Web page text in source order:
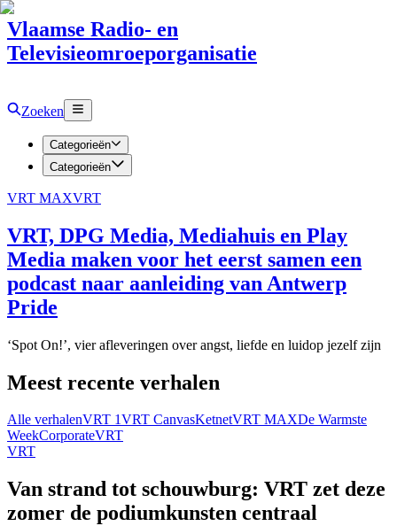
Vlaamse Radio- en
Televisieomroeporganisatie
Zoeken
Categorieën
Categorieën
VRT MAXVRT
VRT, DPG Media, Mediahuis en Play
Media maken voor het eerst samen een
podcast naar aanleiding van Antwerp
Pride
‘Spot On!’, vier afleveringen over angst, liefde en luidop jezelf zijn
Meest recente verhalen
Alle verhalenVRT 1VRT CanvasKetnetVRT MAXDe Warmste
WeekCorporateVRT
VRT
Van strand tot schouwburg: VRT zet deze
zomer de podiumkunsten centraal